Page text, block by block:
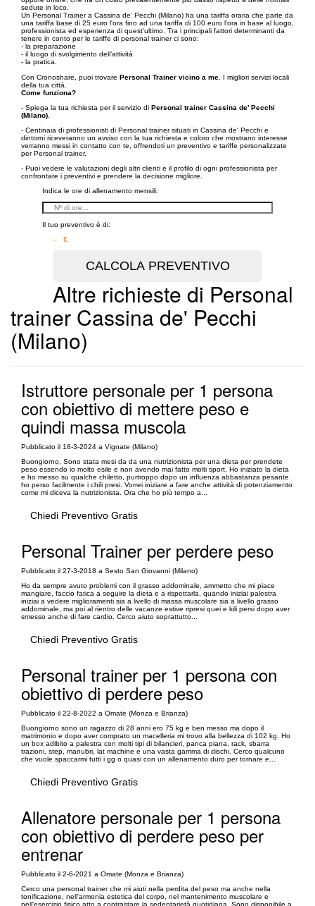
sedute in loco.
Un Personal Trainer a Cassina de' Pecchi (Milano) ha una tariffa oraria che parte da
una tariffa base di 25 euro l'ora fino ad una tariffa di 100 euro l'ora in base al luogo,
professionista ed esperienza di quest'ultimo. Tra i principali fattori determinanti da
tenere in conto per le tariffe di personal trainer ci sono:
- la preparazione
- il luogo di svolgimento dell’attività
- la pratica.
Con Cronoshare, puoi trovare Personal Trainer vicino a me . I migliori servizi locali
della tua città.
Come funziona?
- Spiega la tua richiesta per il servizio di Personal trainer Cassina de' Pecchi
(Milano)
- Centinaia di professionisti di Personal trainer situati in Cassina de' Pecchi e
dintorni riceveranno un avviso con la tua richiesta e coloro che mostrano interesse
verranno messi in contatto con te, offrendoti un preventivo e tariffe personalizzate
per Personal trainer.
- Puoi vedere le valutazioni degli altri clienti e il profilo di ogni professionista per
confrontare i preventivi e prendere la decisione migliore.
Indica le ore di allenamento mensili:
Il tuo preventivo è di:
– €
Altre richieste di Personal
trainer Cassina de' Pecchi
(Milano)
Istruttore personale per 1 persona
con obiettivo di mettere peso e
quindi massa muscola
Pubblicato il 18-3-2024 a Vignate (Milano)
Buongiorno, Sono stata mesi da da una nutrizionista per una dieta per prendete
peso essendo io molto esile e non avendo mai fatto molti sport. Ho iniziato la dieta
e ho messo su qualche chiletto, purtroppo dopo un influenza abbastanza pesante
ho perso facilmente i chili presi. Vorrei iniziare a fare anche attività di potenziamento
come mi diceva la nutrizionista. Ora che ho più tempo a...
Chiedi Preventivo Gratis
Personal Trainer per perdere peso
Pubblicato il 27-3-2018 a Sesto San Giovanni (Milano)
Ho da sempre avuto problemi con il grasso addominale, ammetto che mi piace
mangiare, faccio fatica a seguire la dieta e a rispettarla, quando iniziai palestra
iniziai a vedere miglioramenti sia a livello di massa muscolare sia a livello grasso
addominale, ma poi al rientro delle vacanze estive ripresi quei e kili persi dopo aver
smesso anche di fare cardio. Cerco aiuto soprattutto...
Chiedi Preventivo Gratis
Personal trainer per 1 persona con
obiettivo di perdere peso
Pubblicato il 22-8-2022 a Omate (Monza e Brianza)
Buongiorno sono un ragazzo di 28 anni ero 75 kg e ben messo ma dopo il
matrimonio e dopo aver comprato un macelleria mi trovo alla bellezza di 102 kg. Ho
un box adibito a palestra con molti tipi di bilancieri, panca piana, rack, sbarra
trazioni, step, manubri, lat machine e una vasta gamma di dischi. Cerco qualcuno
che vuole spaccarmi tutti i gg o quasi con un allenamento duro per tornare e...
Chiedi Preventivo Gratis
Allenatore personale per 1 persona
con obiettivo di perdere peso per
entrenar
Pubblicato il 2-6-2021 a Omate (Monza e Brianza)
Cerco una personal trainer che mi aiuti nella perdita del peso ma anche nella
tonificazione, nell'armonia estetica del corpo, nel mantenimento muscolare e
nell'esercizio fisico atto a contrastare la sedentarietà quotidiana. Sono disponibile a